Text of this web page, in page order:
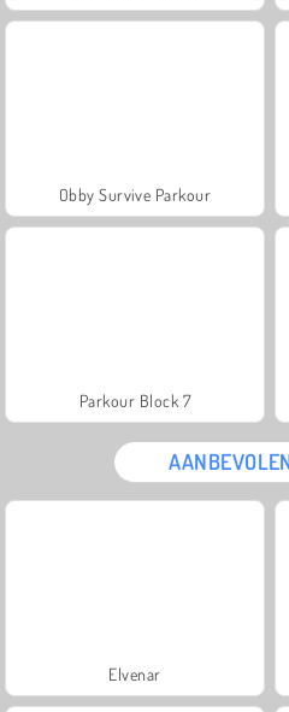
Obby Survive Parkour
Parkour Block 7
Elvenar